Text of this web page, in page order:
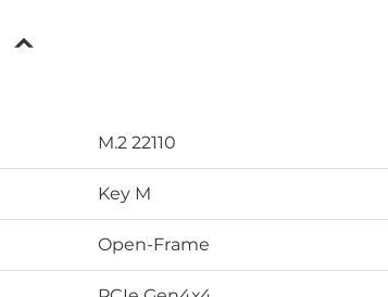
M.2 22110
Key M
Open-Frame